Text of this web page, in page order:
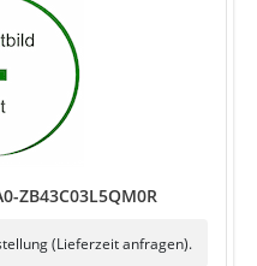
ZB43C03L5QM0R
(Lieferzeit anfragen).